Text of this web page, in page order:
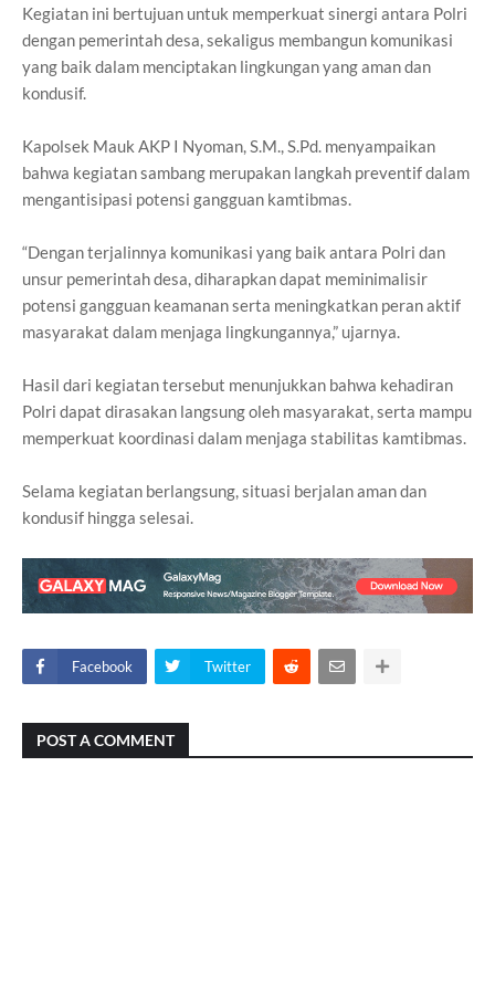
Kegiatan ini bertujuan untuk memperkuat sinergi antara Polri
dengan pemerintah desa, sekaligus membangun komunikasi
yang baik dalam menciptakan lingkungan yang aman dan
kondusif.
Kapolsek Mauk AKP I Nyoman, S.M., S.Pd. menyampaikan
bahwa kegiatan sambang merupakan langkah preventif dalam
mengantisipasi potensi gangguan kamtibmas.
“Dengan terjalinnya komunikasi yang baik antara Polri dan
unsur pemerintah desa, diharapkan dapat meminimalisir
potensi gangguan keamanan serta meningkatkan peran aktif
masyarakat dalam menjaga lingkungannya,” ujarnya.
Hasil dari kegiatan tersebut menunjukkan bahwa kehadiran
Polri dapat dirasakan langsung oleh masyarakat, serta mampu
memperkuat koordinasi dalam menjaga stabilitas kamtibmas.
Selama kegiatan berlangsung, situasi berjalan aman dan
kondusif hingga selesai.
Facebook Twitter
POST A COMMENT